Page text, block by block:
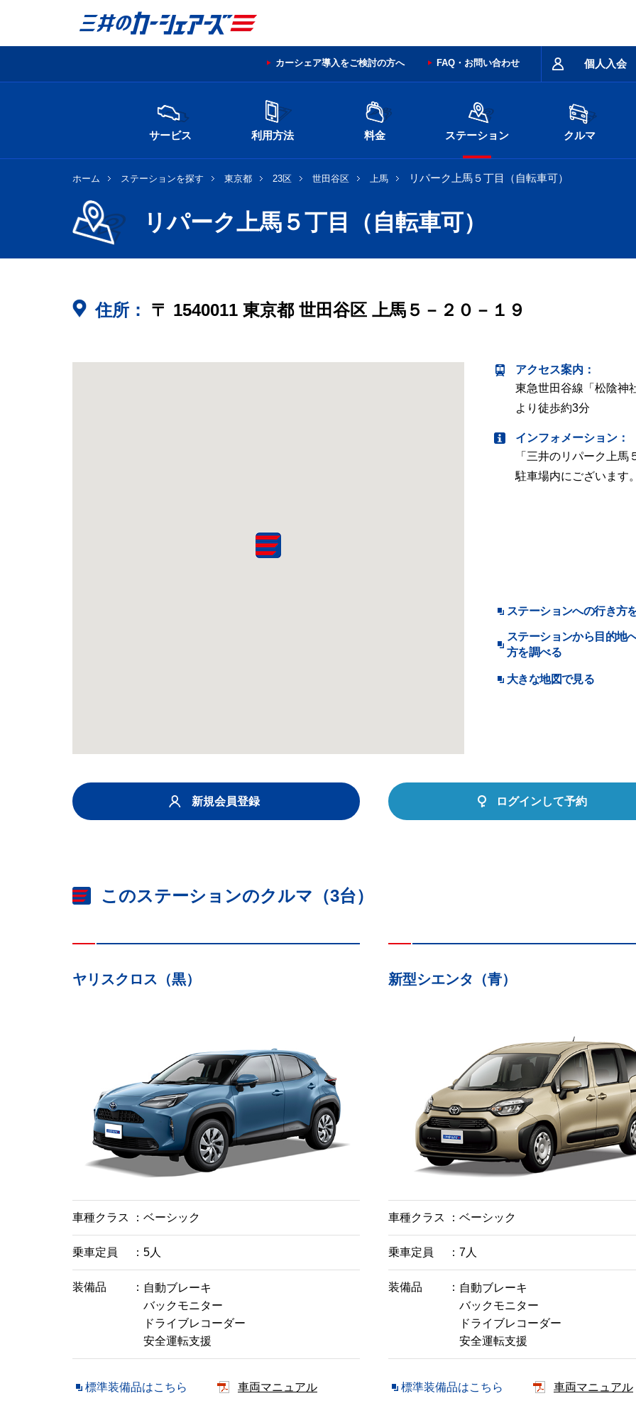
個人入会
カーシェア導入をご検討の方へ FAQ・お問い合わせ
サービス 利用方法 料金 ステーション クルマ
ホーム ステーションを探す 東京都 23区 世田谷区 上馬 リパーク上馬５丁目（自転車可）
リパーク上馬５丁目（自転車可）
住所： 〒 1540011 東京都 世田谷区 上馬５－２０－１９
アクセス案内 ：
東急世田谷線「松陰神
より徒歩約3分
インフォメーション：
「三井のリパーク上馬
駐車場内にございます
ステーションへの行き方
ステーションから目的地
方を調べる
大きな地図で見る
新規会員登録 ログインして予約
このステーションのクルマ（3台）
ヤリスクロス（黒）
車種クラス ベーシック
乗車定員 5人
装備品
自動ブレーキ
バックモニター
ドライブレコーダー
安全運転支援
標準装備品はこちら 車両マニュアル
新型シエンタ（青）
車種クラス ベーシック
乗車定員 7人
装備品
自動ブレーキ
バックモニター
ドライブレコーダー
安全運転支援
標準装備品はこちら 車両マニュアル